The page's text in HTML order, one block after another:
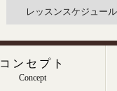
レッスンスケジュール
コンセプト
Concept